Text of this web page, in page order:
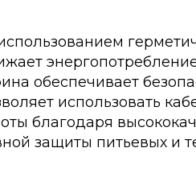
обеспечивает
использовать
благодаря
защиты питьевых и